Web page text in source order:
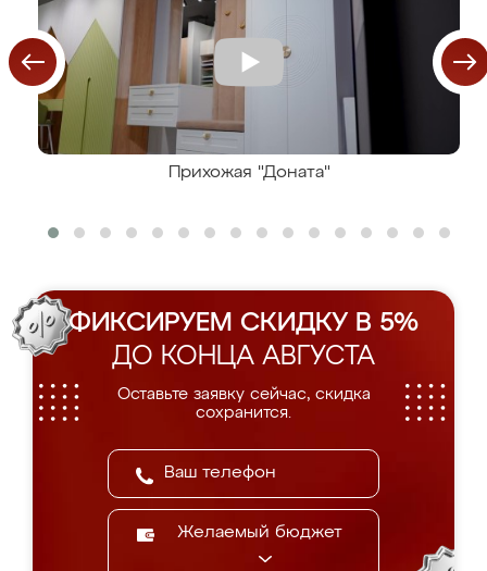
Прихожая "Доната"
ФИКСИРУЕМ СКИДКУ В 5%
ДО КОНЦА АВГУСТА
Оставьте заявку сейчас, скидка
сохранится.
Желаемый бюджет